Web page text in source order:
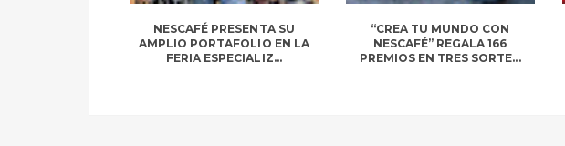
NESCAFÉ PRESENTA SU
AMPLIO PORTAFOLIO EN LA
FERIA ESPECIALIZ...
“CREA TU MUNDO CON
NESCAFÉ” REGALA 166
PREMIOS EN TRES SORTE...